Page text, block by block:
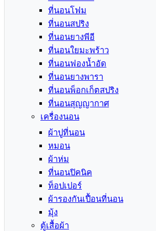
ที่นอนโฟม
ที่นอนสปริง
ที่นอนยางพีอี
ที่นอนใยมะพร้าว
ที่นอนฟองน้ำอัด
ที่นอนยางพารา
ที่นอนพ็อกเก็ตสปริง
ที่นอนสุญญากาศ
เครื่องนอน
ผ้าปูที่นอน
หมอน
ผ้าห่ม
ที่นอนปิคนิค
ท็อปเปอร์
ผ้ารองกันเปื้อนที่นอน
มุ้ง
ตู้เสื้อผ้า